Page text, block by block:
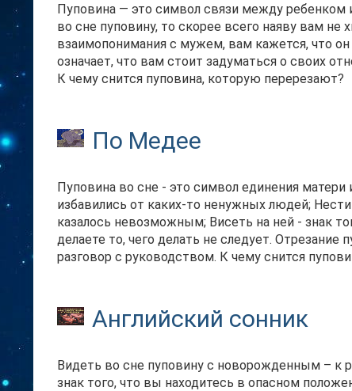
Пуповина — это символ связи между
во сне пуповину, то скорее всего наяву вам
взаимопонимания с мужем, вам кажется, что
означает, что вам стоит задуматься о своих
К чему снится пуповина, которую перерезают?
По Медее
Пуповина во сне - это символ единения матери
избавились от каких-то ненужных людей;
казалось невозможным; Висеть на ней - знак
делаете то, чего делать не следует.
разговор с руководством. К чему снится
Английский сонник
Видеть во сне пуповину с новорожденным – к
знак того, что вы находитесь в опасном